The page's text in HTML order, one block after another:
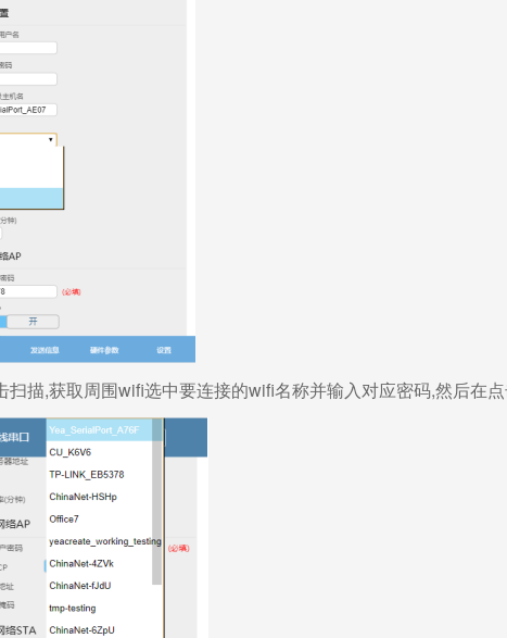
扫描,获取周围wifi选中要连接的wifi名称并输入对应密码,然后在点